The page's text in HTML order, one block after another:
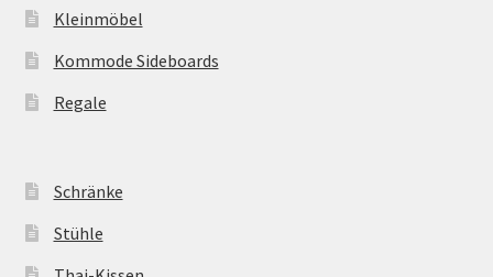
Kleinmöbel
Kommode Sideboards
Regale
Schränke
Stühle